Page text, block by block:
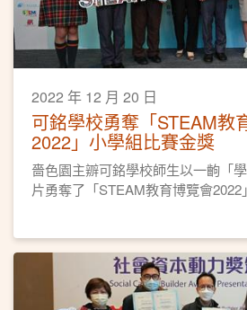
2022 年 12 月 20 日
可銘學校勇奪「STEAM教
2022」小學組比賽金獎
嗇色園主辧可銘學校師生以一齣「
片勇奪了「STEAM教育博覽會2022